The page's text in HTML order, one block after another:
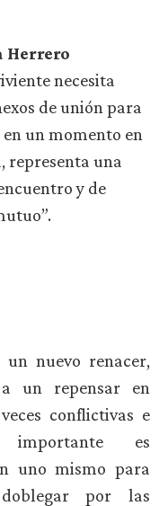
Herrero
necesita
de unión para
un momento en
representa una
y de
un nuevo renacer,
un repensar en
conflictivas e
es
uno mismo para
por las